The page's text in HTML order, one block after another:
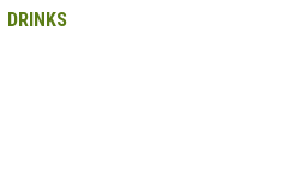
DRINKS